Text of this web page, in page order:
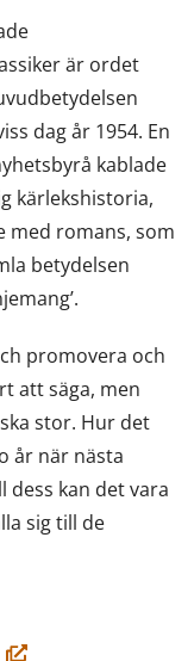
är ordet
dag år 1954. En
kablade
kärlekshistoria,
med romans, som
betydelsen
promovera och
att säga, men
stor. Hur det
år när nästa
dess kan det vara
sig till de
(öppnas